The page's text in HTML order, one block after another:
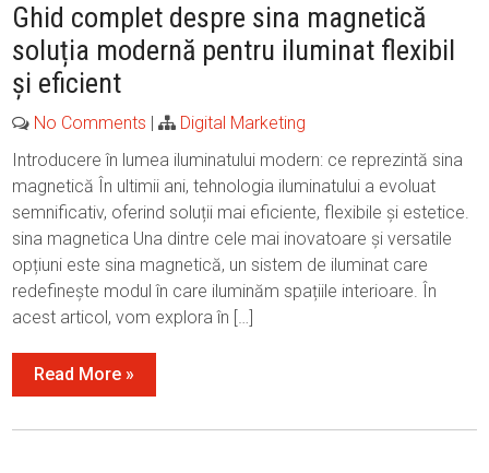
Ghid complet despre sina magnetică
soluția modernă pentru iluminat flexibil
și eficient
No Comments |
Digital Marketing
Introducere în lumea iluminatului modern: ce reprezintă sina
magnetică În ultimii ani, tehnologia iluminatului a evoluat
semnificativ, oferind soluții mai eficiente, flexibile și estetice.
sina magnetica Una dintre cele mai inovatoare și versatile
opțiuni este sina magnetică, un sistem de iluminat care
redefinește modul în care iluminăm spațiile interioare. În
acest articol, vom explora în […]
Read More »